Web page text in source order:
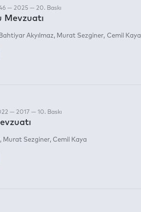
— 2025 — 20. Baskı
Mevzuatı
Bahtiyar Akyılmaz Murat Sezginer Cemil Kaya
— 2017 — 10. Baskı
Murat Sezginer Cemil Kaya